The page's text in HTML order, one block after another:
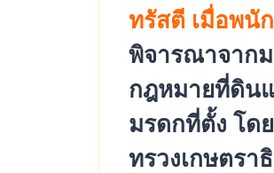
ทรัสตี เมื่อพนั
พิจารณาจาก
กฎหมายที่ดิน
มรดกที่ตั้ง โด
ทรวงเกษตราธิ